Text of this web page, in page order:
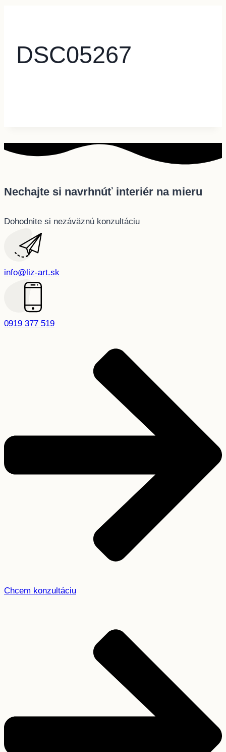
DSC05267
Nechajte si navrhnúť interiér na mieru
Dohodnite si nezáväznú konzultáciu
info@liz-art.sk
0919 377 519
Chcem konzultáciu